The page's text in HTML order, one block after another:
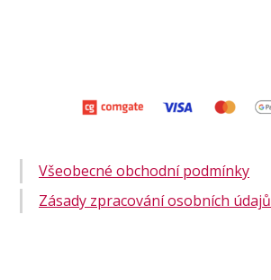
Všeobecné obchodní podmínky
Zásady zpracování osobních údajů